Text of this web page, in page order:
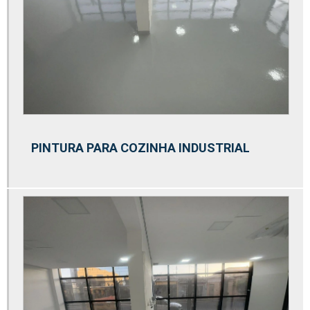
Pintura de piso de quadra poliesportiva
Pintura de piso estacionamento
Pintura de quadra poliesportiva
Pintura de quadra poliesportiva com tinta epóxi
Pintura de quadra poliesportiva externa
PINTURA PARA COZINHA INDUSTRIAL